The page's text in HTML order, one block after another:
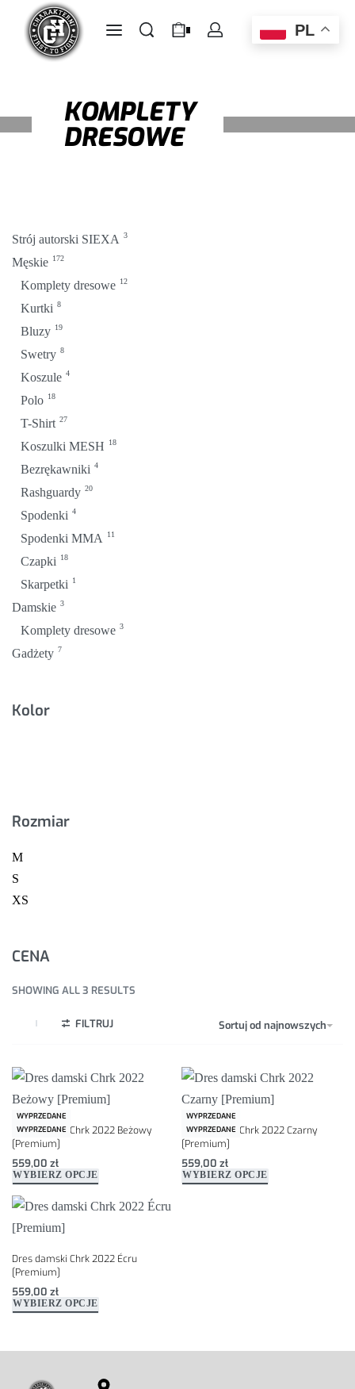
0
KOMPLETY
DRESOWE
Strój autorski SIEXA 3
Męskie 172
Komplety dresowe 12
Kurtki 8
Bluzy 19
Swetry 8
Koszule 4
Polo 18
T-Shirt 27
Koszulki MESH 18
Bezrękawniki 4
Rashguardy 20
Spodenki 4
Spodenki MMA 11
Czapki 18
Skarpetki 1
Damskie 3
Komplety dresowe 3
Gadżety 7
Kolor
Rozmiar
M
S
XS
CENA
SHOWING ALL 3 RESULTS
Sortuj od najnowszych
FILTRUJ
WYPRZEDANE
WYPRZEDANE
Dres damski Chrk 2022 Beżowy
[Premium]
559,00 zł
WYBIERZ OPCJE
WYPRZEDANE
WYPRZEDANE
Dres damski Chrk 2022 Czarny
[Premium]
559,00 zł
WYBIERZ OPCJE
Dres damski Chrk 2022 Écru
[Premium]
559,00 zł
WYBIERZ OPCJE
PL